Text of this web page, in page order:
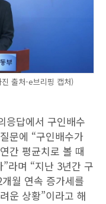
출처-e브리핑 캡처)
응답에서 구인배수
문에 “구인배수가
간 평균치로 볼 때
라며 “지난 3년간 구
월 연속 증가세를
운 상황”이라고 해